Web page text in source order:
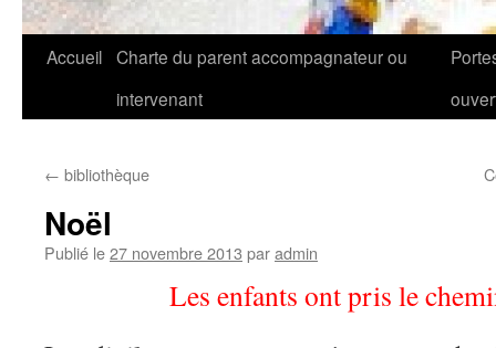
Accueil Charte du parent accompagnateur ou
intervenant
← bibliothèque
Noël
Publié le27 novembre 2013 paradmin
Les enfants ont pris le